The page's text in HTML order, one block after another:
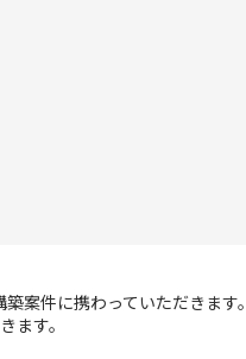
案件に携わっていただきます。
ます。